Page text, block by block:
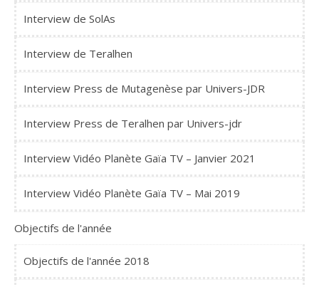
Interview de SolAs
Interview de Teralhen
Interview Press de Mutagenèse par Univers-JDR
Interview Press de Teralhen par Univers-jdr
Interview Vidéo Planète Gaïa TV – Janvier 2021
Interview Vidéo Planète Gaïa TV – Mai 2019
Objectifs de l'année
Objectifs de l'année 2018